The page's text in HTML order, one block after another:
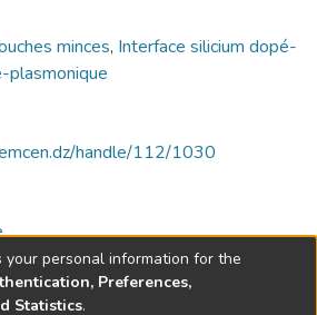
minces, Interface silicium dopé-
plasmonique
handle/112/1030
personal information for the
Preferences,
Statistics.